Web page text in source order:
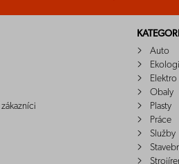
Auto
Elektro
Obaly
Plasty
Práce
Služby